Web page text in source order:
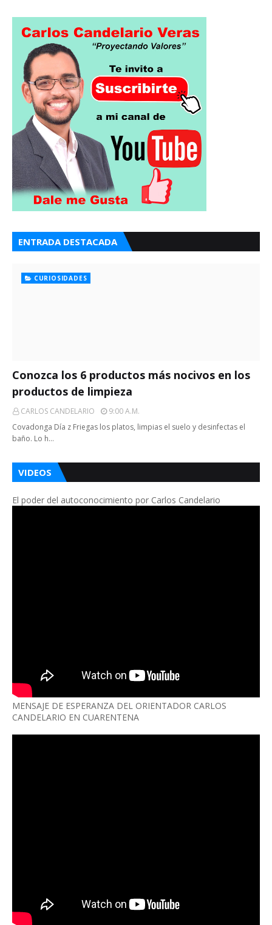
ENTRADA DESTACADA
CURIOSIDADES
Conozca los 6 productos más nocivos en los
productos de limpieza
CARLOS CANDELARIO
9:00 A.m.
Covadonga Día z Friegas los platos, limpias el suelo y desinfectas el
baño. Lo h…
VIDEOS
El poder del autoconocimiento por Carlos Candelario
MENSAJE DE ESPERANZA DEL ORIENTADOR CARLOS
CANDELARIO EN CUARENTENA